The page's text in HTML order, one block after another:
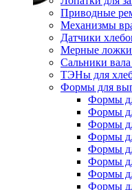
Приводные
Механизмы
Датчики
Мерные ложки
Сальники
ТЭНы для
Формы для
Формы
Формы
Формы
Формы
Формы
Формы
Формы
Формы